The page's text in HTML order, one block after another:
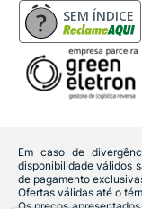
SEM ÍNDICE
Em caso de
disponibilidade válidos
de pagamento
Ofertas válidas até o
Os preços